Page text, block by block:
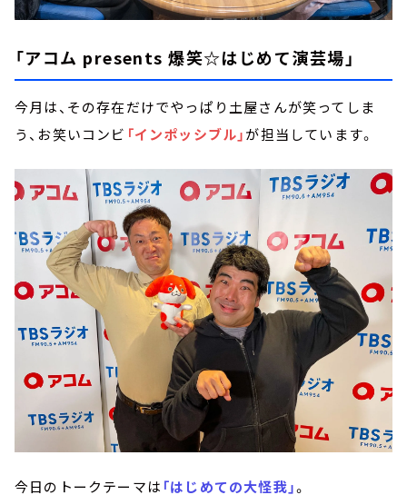
「アコム presents 爆笑☆はじめて演芸場」
今月は、その存在だけでやっぱり土屋さんが笑ってしま
う、お笑いコンビ 「インポッシブル」が担当しています。
今日のトークテーマは 「はじめての大怪我」。